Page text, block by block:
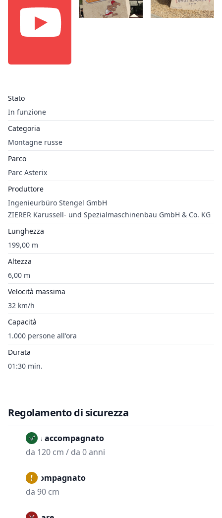
Stato
In funzione
Categoria
Montagne russe
Parco
Parc Asterix
Produttore
Ingenieurbüro Stengel GmbH
ZIERER Karussell- und Spezialmaschinenbau GmbH & Co. KG
Lunghezza
199,00 m
Altezza
6,00 m
Velocità massima
32 km/h
Capacità
1.000 persone all'ora
Durata
01:30 min.
Regolamento di sicurezza
Non accompagnato
da 120 cm / da 0 anni
Accompagnato
da 90 cm